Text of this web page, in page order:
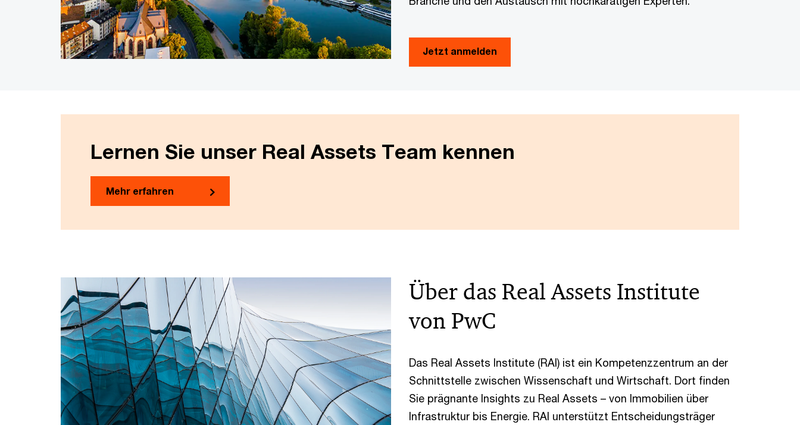
Jetzt anmelden
Lernen Sie unser Real Assets Team kennen
Mehr erfahren
Über das Real Assets Institute
von PwC
Das Real Assets Institute (RAI) ist ein Kompetenzzentrum an der
Schnittstelle zwischen Wissenschaft und Wirtschaft. Dort finden
Sie prägnante Insights zu Real Assets – von Immobilien über
Infrastruktur bis Energie. RAI unterstützt Entscheidungsträger